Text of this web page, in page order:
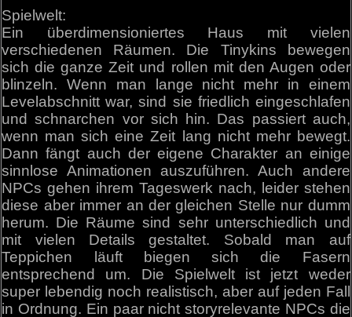
Spielwelt:
Ein überdimensioniertes Haus mit vielen
verschiedenen Räumen. Die Tinykins bewegen
sich die ganze Zeit und rollen mit den Augen oder
blinzeln. Wenn man lange nicht mehr in einem
Levelabschnitt war, sind sie friedlich eingeschlafen
und schnarchen vor sich hin. Das passiert auch,
wenn man sich eine Zeit lang nicht mehr bewegt.
Dann fängt auch der eigene Charakter an einige
sinnlose Animationen auszuführen. Auch andere
NPCs gehen ihrem Tageswerk nach, leider stehen
diese aber immer an der gleichen Stelle nur dumm
herum. Die Räume sind sehr unterschiedlich und
mit vielen Details gestaltet. Sobald man auf
Teppichen läuft biegen sich die Fasern
entsprechend um. Die Spielwelt ist jetzt weder
super lebendig noch realistisch, aber auf jeden Fall
in Ordnung. Ein paar nicht storyrelevante NPCs die